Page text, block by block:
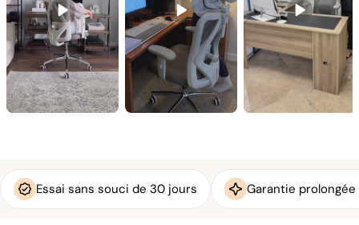
Essai sans souci de 30 jours Garantie prolongée